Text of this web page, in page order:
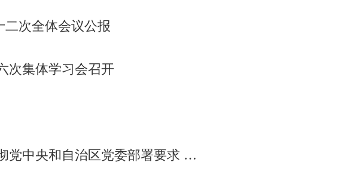
次全体会议公报
次集体学习会召开
习教育、群众身边不正之风和腐败问题集中整治等工作